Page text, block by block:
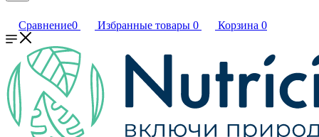
Сравнение0 Избранные товары 0 Корзина 0